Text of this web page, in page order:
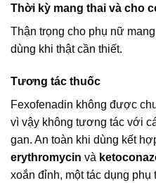
Thời kỳ mang thai và cho
Thận trọng cho phụ nữ
dùng khi thật cần thiết.
Tương tác thuốc
Fexofenadin không được
vì vậy không tương tác với
gan. An toàn khi dùng kết
erythromycin và
xoắn đỉnh, một tác dụng